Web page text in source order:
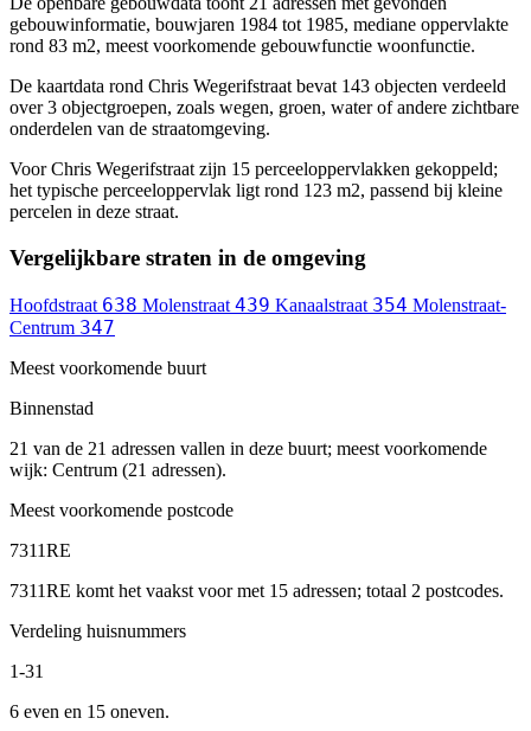
gebouwinformatie, bouwjaren 1984 tot 1985, mediane oppervlakte
rond 83 m2, meest voorkomende gebouwfunctie woonfunctie.
De kaartdata rond Chris Wegerifstraat bevat 143 objecten verdeeld
over 3 objectgroepen, zoals wegen, groen, water of andere zichtbare
onderdelen van de straatomgeving.
Voor Chris Wegerifstraat zijn 15 perceeloppervlakken gekoppeld;
het typische perceeloppervlak ligt rond 123 m2, passend bij kleine
percelen in deze straat.
Vergelijkbare straten in de omgeving
Hoofdstraat 638 Molenstraat 439 Kanaalstraat 354 Molenstraat-
Centrum 347
Meest voorkomende buurt
Binnenstad
21 van de 21 adressen vallen in deze buurt; meest voorkomende
wijk: Centrum (21 adressen).
Meest voorkomende postcode
7311RE
7311RE komt het vaakst voor met 15 adressen; totaal 2 postcodes.
Verdeling huisnummers
1-31
6 even en 15 oneven.